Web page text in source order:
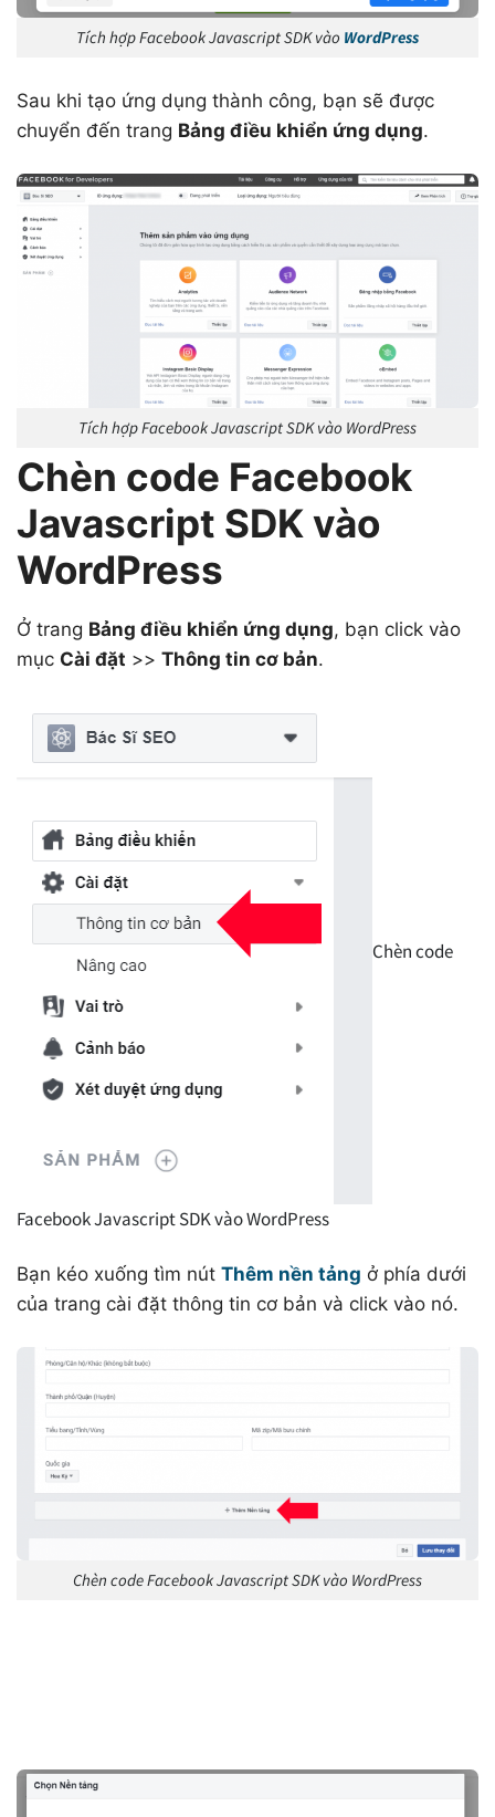
Tích hợp Facebook Javascript SDK vào WordPress
Sau khi tạo ứng dụng thành công, bạn sẽ được
chuyển đến trang Bảng điều khiển ứng dụng.
Tích hợp Facebook Javascript SDK vào WordPress
Chèn code Facebook
Javascript SDK vào
WordPress
Ở trang Bảng điều khiển ứng dụng, bạn click vào
mục Cài đặt >> Thông tin cơ bản.
Chèn code
Facebook Javascript SDK vào WordPress
Bạn kéo xuống tìm nút Thêm nền tảng ở phía dưới
của trang cài đặt thông tin cơ bản và click vào nó.
Chèn code Facebook Javascript SDK vào WordPress